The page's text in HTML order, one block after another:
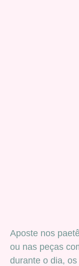
Aposte nos
ou nas peças
durante o dia,